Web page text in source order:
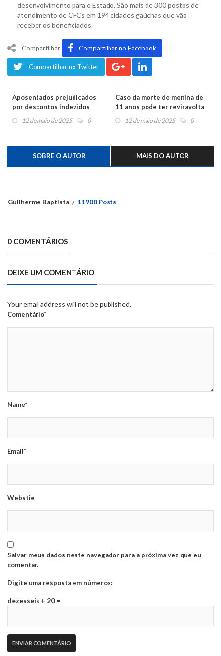
desenvolvimento para o Estado. São mais de 300 postos de
atendimento de CFCs em 194 cidades gaúchas que vão
receber os beneficiados.
Compartilhar Compartilhar no Facebook
Compartilhar no Twitter
Aposentados prejudicados
por descontos indevidos
serão notificados nesta
12 de maio de 2025 0
Caso da morte de menina de
11 anos pode ter reviravolta
12 de maio de 2025 0
SOBRE O AUTOR MAIS DO AUTOR
Guilherme Baptista 11908 Posts
0 COMENTÁRIOS
DEIXE UM COMENTÁRIO
Your email address will not be published.
Comentário*
Name*
Email*
Webstie
Salvar meus dados neste navegador para a próxima vez que eu
comentar.
Digite uma resposta em números:
dezesseis + 20 =